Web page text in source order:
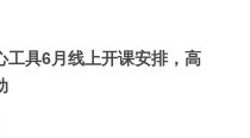
工具6月线上开课安排，高